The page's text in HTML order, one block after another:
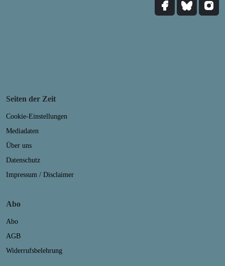
Seiten der Zeit
Cookie-Einstellungen
Mediadaten
Über uns
Datenschutz
Impressum / Disclaimer
Abo
Abo
AGB
Widerrufsbelehrung